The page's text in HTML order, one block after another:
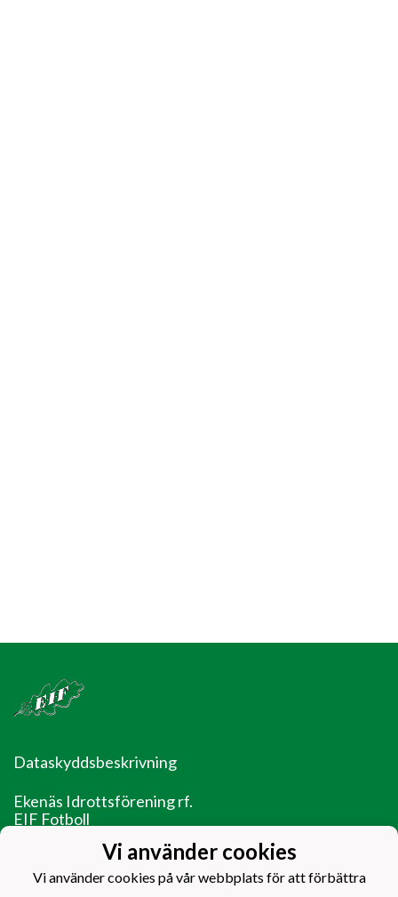
Dataskyddsbeskrivning
Ekenäs Idrottsförening rf.
EIF Fotboll
10600 Ekenäs
EIF - Laget före jaget!
Vi använder cookies
Vi använder cookies på vår webbplats för att förbättra